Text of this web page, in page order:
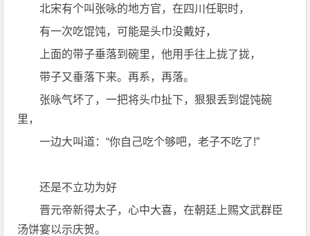
北宋有个叫张咏的地方官，在四川任职时，
有一次吃馄饨，可能是头巾没戴好，
上面的带子垂落到碗里，他用手往上拢了拢，
带子又垂落下来。再系，再落。
张咏气坏了，一把将头巾扯下，狠狠丢到馄饨碗
里，
一边大叫道：“你自己吃个够吧，老子不吃了!”
还是不立功为好
晋元帝新得太子，心中大喜，在朝廷上赐文武群臣
汤饼宴以示庆贺。